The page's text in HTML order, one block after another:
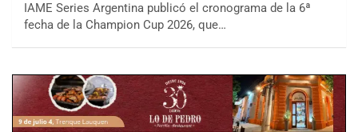
IAME Series Argentina publicó el cronograma de la 6ª
fecha de la Champion Cup 2026, que…